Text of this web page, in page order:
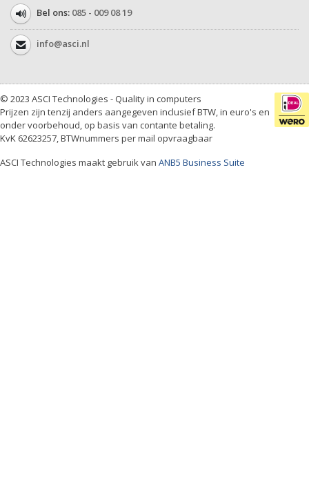
Bel ons: 085 - 009 08 19
info@asci.nl
© 2023 ASCI Technologies - Quality in computers
Prijzen zijn tenzij anders aangegeven inclusief BTW, in euro's en
onder voorbehoud, op basis van contante betaling.
KvK 62623257, BTWnummers per mail opvraagbaar
ASCI Technologies maakt gebruik van ANB5 Business Suite